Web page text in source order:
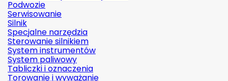
Podwozie
Serwisowanie
Silnik
Specjalne narzędzia
Sterowanie silnikiem
System instrumentów
System paliwowy
Tabliczki i oznaczenia
Torowanie i wyważanie